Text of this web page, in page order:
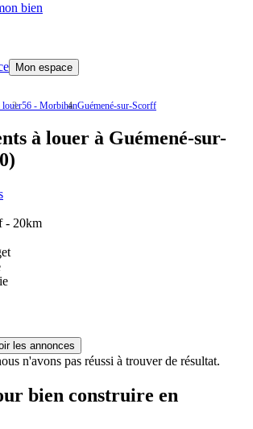
bien
Mon espace
louer56 - MorbihanGuémené-sur-Scorff
à louer à Guémené-sur-
- 20km
les annonces
n'avons pas réussi à trouver de résultat.
bien construire en